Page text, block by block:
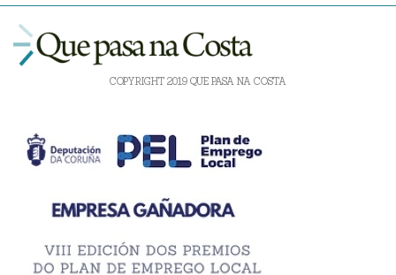
COPYRIGHT 2019 QUE PASA NA COSTA